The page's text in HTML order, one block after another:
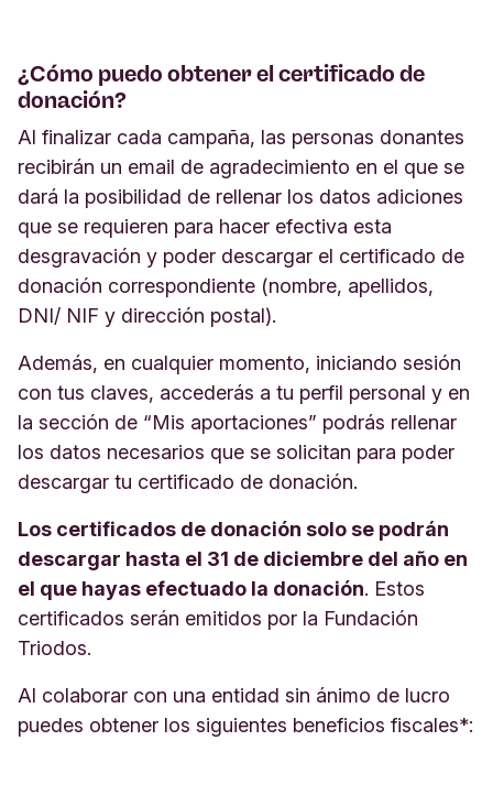
¿Cómo puedo obtener el certificado de
donación?
Al finalizar cada campaña, las personas donantes
recibirán un email de agradecimiento en el que se
dará la posibilidad de rellenar los datos adiciones
que se requieren para hacer efectiva esta
desgravación y poder descargar el certificado de
donación correspondiente (nombre, apellidos,
DNI/ NIF y dirección postal).
Además, en cualquier momento, iniciando sesión
con tus claves, accederás a tu perfil personal y en
la sección de “Mis aportaciones” podrás rellenar
los datos necesarios que se solicitan para poder
descargar tu certificado de donación.
Los certificados de donación solo se podrán
descargar hasta el 31 de diciembre del año en
el que hayas efectuado la donación. Estos
certificados serán emitidos por la Fundación
Triodos.
Al colaborar con una entidad sin ánimo de lucro
puedes obtener los siguientes beneficios fiscales*: